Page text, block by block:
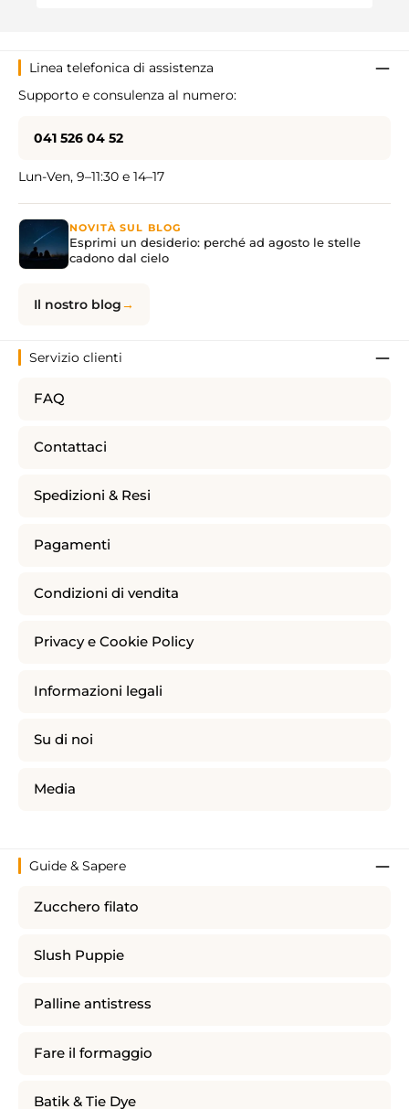
Linea telefonica di assistenza
Supporto e consulenza al numero:
041 526 04 52
Lun-Ven, 9–11:30 e 14–17
NOVITÀ SUL BLOG
Esprimi un desiderio: perché ad agosto le stelle
cadono dal cielo
Il nostro blog
Servizio clienti
FAQ
Contattaci
Spedizioni & Resi
Pagamenti
Condizioni di vendita
Privacy e Cookie Policy
Informazioni legali
Su di noi
Media
Guide & Sapere
Zucchero filato
Slush Puppie
Palline antistress
Fare il formaggio
Batik & Tie Dye